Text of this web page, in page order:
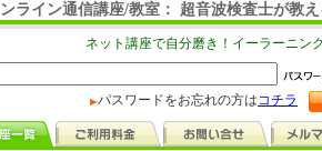
ライン通信講座/教室： 超音波検査士が教
ネット講座で自分磨き！イーラーニン
パスワードをお忘れの方はコチラ